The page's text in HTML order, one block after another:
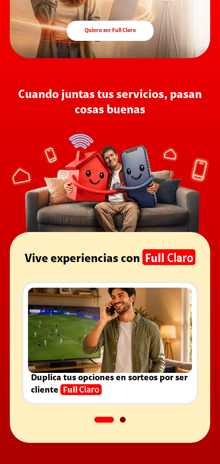
Quiero ser Full Claro
Cuando juntas tus servicios, pasan
cosas buenas
Vive experiencias con Full Claro
Duplica tus opciones en sorteos por ser
cliente
Full Claro